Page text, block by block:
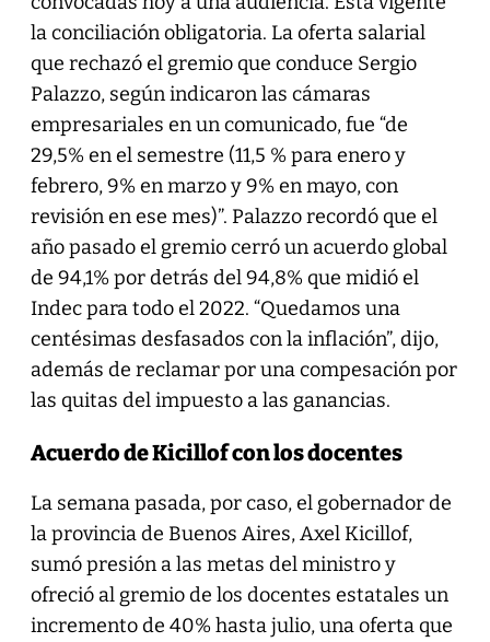
la conciliación obligatoria. La oferta salarial
que rechazó el gremio que conduce Sergio
Palazzo, según indicaron las cámaras
empresariales en un comunicado, fue “de
29,5% en el semestre (11,5 % para enero y
febrero, 9% en marzo y 9% en mayo, con
revisión en ese mes)”. Palazzo recordó que el
año pasado el gremio cerró un acuerdo global
de 94,1% por detrás del 94,8% que midió el
Indec para todo el 2022. “Quedamos una
centésimas desfasados con la inflación”, dijo,
además de reclamar por una compesación por
las quitas del impuesto a las ganancias.
Acuerdo de Kicillof con los docentes
La semana pasada, por caso, el gobernador de
la provincia de Buenos Aires, Axel Kicillof,
sumó presión a las metas del ministro y
ofreció al gremio de los docentes estatales un
incremento de 40% hasta julio, una oferta que